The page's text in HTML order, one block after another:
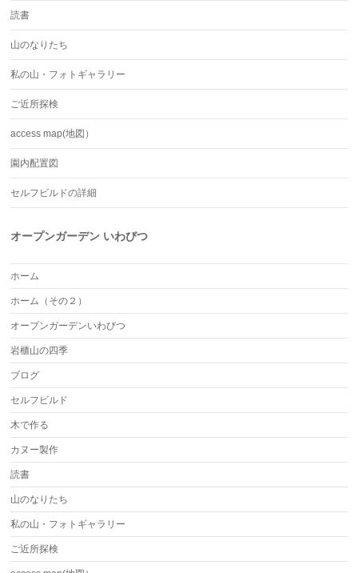
読書
山のなりたち
私の山・フォトギャラリー
ご近所探検
access map(地図）
園内配置図
セルフビルドの詳細
オープンガーデン いわびつ
ホーム
ホーム（その２）
オープンガーデンいわびつ
岩櫃山の四季
ブログ
セルフビルド
木で作る
カヌー製作
読書
山のなりたち
私の山・フォトギャラリー
ご近所探検